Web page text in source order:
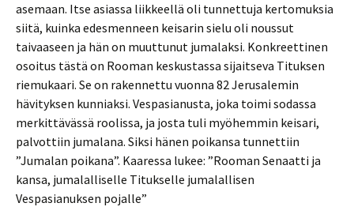
asemaan. Itse asiassa liikkeellä oli tunnettuja kertomuksia
siitä, kuinka edesmenneen keisarin sielu oli noussut
taivaaseen ja hän on muuttunut jumalaksi. Konkreettinen
osoitus tästä on Rooman keskustassa sijaitseva Tituksen
riemukaari. Se on rakennettu vuonna 82 Jerusalemin
hävityksen kunniaksi. Vespasianusta, joka toimi sodassa
merkittävässä roolissa, ja josta tuli myöhemmin keisari,
palvottiin jumalana. Siksi hänen poikansa tunnettiin
”Jumalan poikana”. Kaaressa lukee: ”Rooman Senaatti ja
kansa, jumalalliselle Titukselle jumalallisen
Vespasianuksen pojalle”